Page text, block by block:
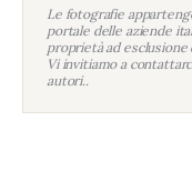
Le fotografie
portale delle aziende
proprietà ad esclusione
Vi invitiamo a
autori..